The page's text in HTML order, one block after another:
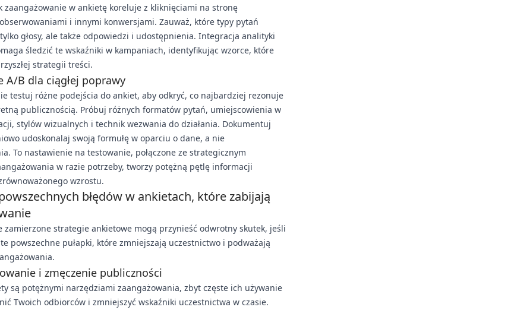
zaangażowanie w ankietę koreluje z kliknięciami na stronę
i innymi konwersjami. Zauważ, które typy pytań
głosy, ale także odpowiedzi i udostępnienia. Integracja analityki
śledzić te wskaźniki w kampaniach, identyfikując wzorce, które
strategii treści.
A/B dla ciągłej poprawy
testuj różne podejścia do ankiet, aby odkryć, co najbardziej rezonuje
publicznością. Próbuj różnych formatów pytań, umiejscowienia w
stylów wizualnych i technik wezwania do działania. Dokumentuj
udoskonalaj swoją formułę w oparciu o dane, a nie
To nastawienie na testowanie, połączone ze strategicznym
w razie potrzeby, tworzy potężną pętlę informacji
wzrostu.
błędów w ankietach, które zabijają
zamierzone strategie ankietowe mogą przynieść odwrotny skutek, jeśli
powszechne pułapki, które zmniejszają uczestnictwo i podważają
i zmęczenie publiczności
są potężnymi narzędziami zaangażowania, zbyt częste ich używanie
Twoich odbiorców i zmniejszyć wskaźniki uczestnictwa w czasie.